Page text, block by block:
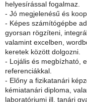
helyesírással fogalmaz.
- Jó megjelenésű és
- Képes számítógépbe
gyorsan rögzíteni,
valamint excelben,
keretek között dolgozni.
- Lojális és megbízható,
referenciákkal.
- Előny a fizikatanári
kémiatanári diploma,
laboratóriumi ill. tanári